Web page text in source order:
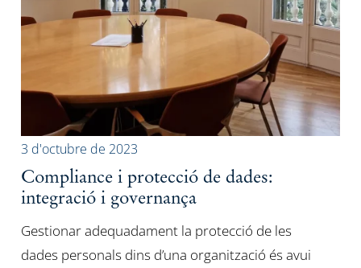
3 d'octubre de 2023
Compliance i protecció de dades:
integració i governança
Gestionar adequadament la protecció de les
dades personals dins d’una organització és avui